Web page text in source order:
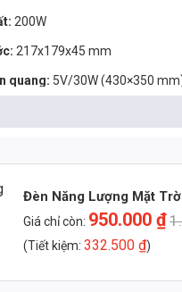
200W
217x179x45 mm
quang: 5V/30W (430×350
Điều khiển thông minh và từ
Dây chống nước IP65, khung
144 mắt, chip 2835
sáng:
Đèn Năng Lượng Mặt
Giá chỉ còn: 950.000₫
(Tiết kiệm:332.500₫)